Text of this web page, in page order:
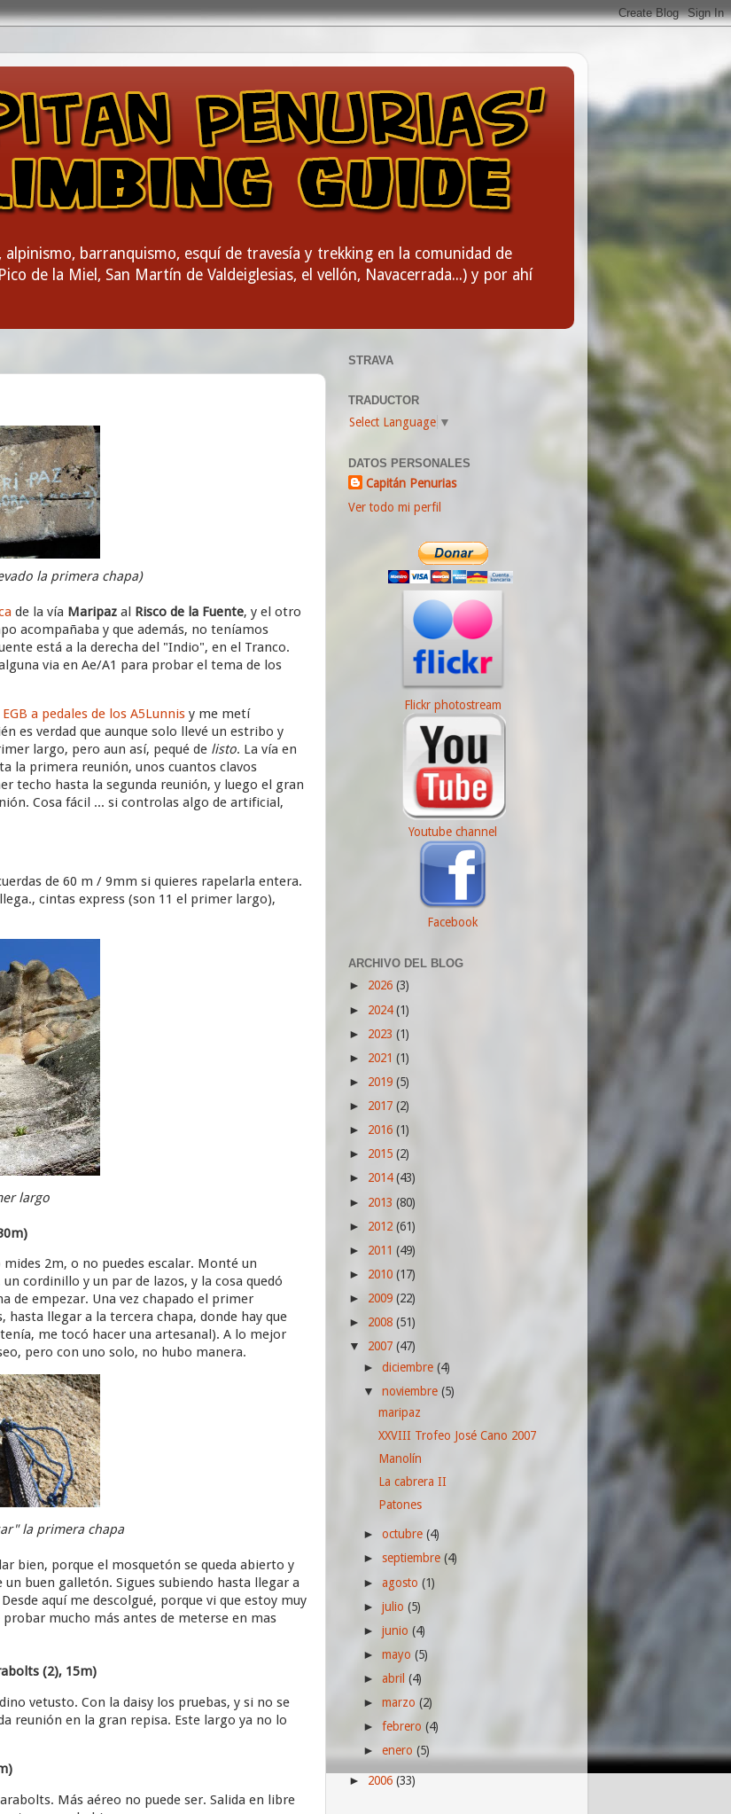
alpinismo, barranquismo, esquí de travesía y trekking en la comunidad de
de la Miel, San Martín de Valdeiglesias, el vellón, Navacerrada...) y por ahí
la primera chapa)
de la vía Maripaz al Risco de la Fuente, y el otro
acompañaba y que además, no teníamos
está a la derecha del "Indio", en el Tranco.
via en Ae/A1 para probar el tema de los
EGB a pedales de los A5Lunnis y me metí
es verdad que aunque solo llevé un estribo y
largo, pero aun así, pequé de listo. La vía en
la primera reunión, unos cuantos clavos
techo hasta la segunda reunión, y luego el gran
Cosa fácil ... si controlas algo de artificial,
de 60 m / 9mm si quieres rapelarla entera.
cintas express (son 11 el primer largo),
largo
2m, o no puedes escalar. Monté un
cordinillo y un par de lazos, y la cosa quedó
de empezar. Una vez chapado el primer
llegar a la tercera chapa, donde hay que
me tocó hacer una artesanal). A lo mejor
pero con uno solo, no hubo manera.
la primera chapa
bien, porque el mosquetón se queda abierto y
buen galletón. Sigues subiendo hasta llegar a
aquí me descolgué, porque vi que estoy muy
mucho más antes de meterse en mas
(2), 15m)
vetusto. Con la daisy los pruebas, y si no se
reunión en la gran repisa. Este largo ya no lo
Más aéreo no puede ser. Salida en libre
STRAVA
TRADUCTOR
Select Language ▼
DATOS PERSONALES
Capitán Penurias
Ver todo mi perfil
Flickr photostream
Youtube channel
Facebook
ARCHIVO DEL BLOG
► 2026 (3)
► 2024(1)
► 2023 (1)
► 2021 (1)
► 2019 (5)
► 2017 (2)
► 2016 (1)
► 2015 (2)
► 2014(43)
► 2013 (80)
► 2012 (61)
► 2011 (49)
► 2010 (17)
► 2009 (22)
► 2008 (51)
▼ 2007 (47)
►diciembre(4)
▼noviembre(5)
maripaz
XXVIII Trofeo José Cano 2007
Manolín
La cabrera II
Patones
►octubre(4)
►septiembre(4)
►agosto(1)
►julio(5)
►junio(4)
►mayo(5)
►abril(4)
►marzo(2)
►febrero(4)
►enero(5)
► 2006 (33)